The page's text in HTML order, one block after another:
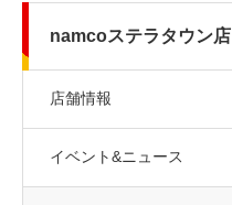
namcoステラタウン店
店舗情報
イベント&ニュース